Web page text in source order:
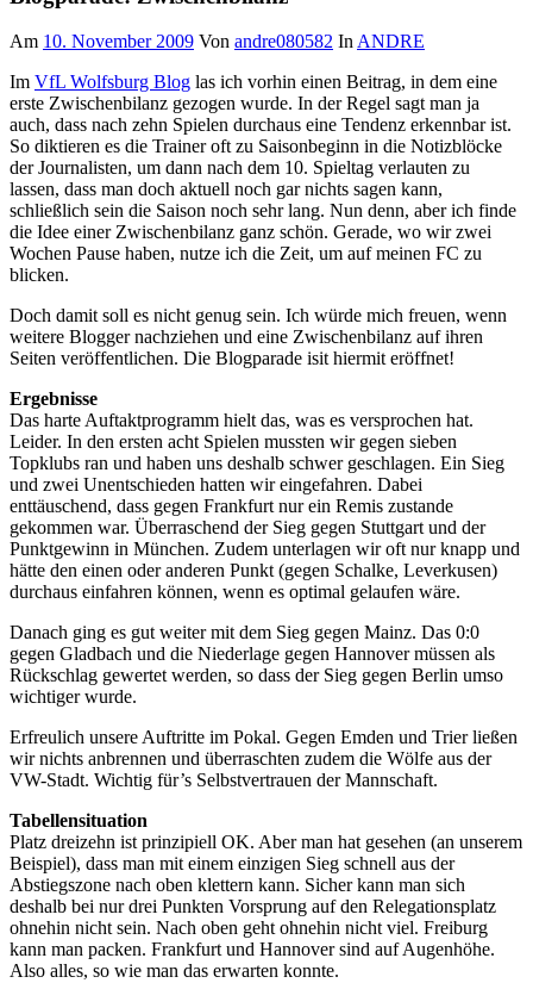
Am 10. November 2009 Von andre080582 InANDRE
Im VfL Wolfsburg Blog las ich vorhin einen Beitrag, in dem eine
erste Zwischenbilanz gezogen wurde. In der Regel sagt man ja
auch, dass nach zehn Spielen durchaus eine Tendenz erkennbar ist.
So diktieren es die Trainer oft zu Saisonbeginn in die Notizblöcke
der Journalisten, um dann nach dem 10. Spieltag verlauten zu
lassen, dass man doch aktuell noch gar nichts sagen kann,
schließlich sein die Saison noch sehr lang. Nun denn, aber ich finde
die Idee einer Zwischenbilanz ganz schön. Gerade, wo wir zwei
Wochen Pause haben, nutze ich die Zeit, um auf meinen FC zu
blicken.
Doch damit soll es nicht genug sein. Ich würde mich freuen, wenn
weitere Blogger nachziehen und eine Zwischenbilanz auf ihren
Seiten veröffentlichen. Die Blogparade isit hiermit eröffnet!
Ergebnisse
Das harte Auftaktprogramm hielt das, was es versprochen hat.
Leider. In den ersten acht Spielen mussten wir gegen sieben
Topklubs ran und haben uns deshalb schwer geschlagen. Ein Sieg
und zwei Unentschieden hatten wir eingefahren. Dabei
enttäuschend, dass gegen Frankfurt nur ein Remis zustande
gekommen war. Überraschend der Sieg gegen Stuttgart und der
Punktgewinn in München. Zudem unterlagen wir oft nur knapp und
hätte den einen oder anderen Punkt (gegen Schalke, Leverkusen)
durchaus einfahren können, wenn es optimal gelaufen wäre.
Danach ging es gut weiter mit dem Sieg gegen Mainz. Das 0:0
gegen Gladbach und die Niederlage gegen Hannover müssen als
Rückschlag gewertet werden, so dass der Sieg gegen Berlin umso
wichtiger wurde.
Erfreulich unsere Auftritte im Pokal. Gegen Emden und Trier ließen
wir nichts anbrennen und überraschten zudem die Wölfe aus der
VW-Stadt. Wichtig für’s Selbstvertrauen der Mannschaft.
Tabellensituation
Platz dreizehn ist prinzipiell OK. Aber man hat gesehen (an unserem
Beispiel), dass man mit einem einzigen Sieg schnell aus der
Abstiegszone nach oben klettern kann. Sicher kann man sich
deshalb bei nur drei Punkten Vorsprung auf den Relegationsplatz
ohnehin nicht sein. Nach oben geht ohnehin nicht viel. Freiburg
kann man packen. Frankfurt und Hannover sind auf Augenhöhe.
Also alles, so wie man das erwarten konnte.